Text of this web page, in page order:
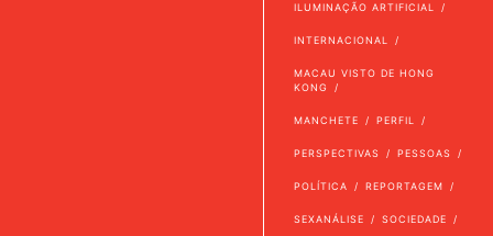
ILUMINAÇÃO ARTIFICIAL
INTERNACIONAL
MACAU VISTO DE HONG
KONG
MANCHETE PERFIL
PERSPECTIVAS PESSOAS
POLÍTICA REPORTAGEM
SEXANÁLISE SOCIEDADE